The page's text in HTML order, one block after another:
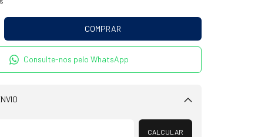
Consulte-nos pelo WhatsApp
Alterar CEP
CALCULAR